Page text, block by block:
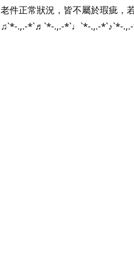
老件正常狀況，皆不屬於瑕疵，
♫`*-.,.-*`♬`*-.,.-*`♩`*-.,.-*`♪`*-